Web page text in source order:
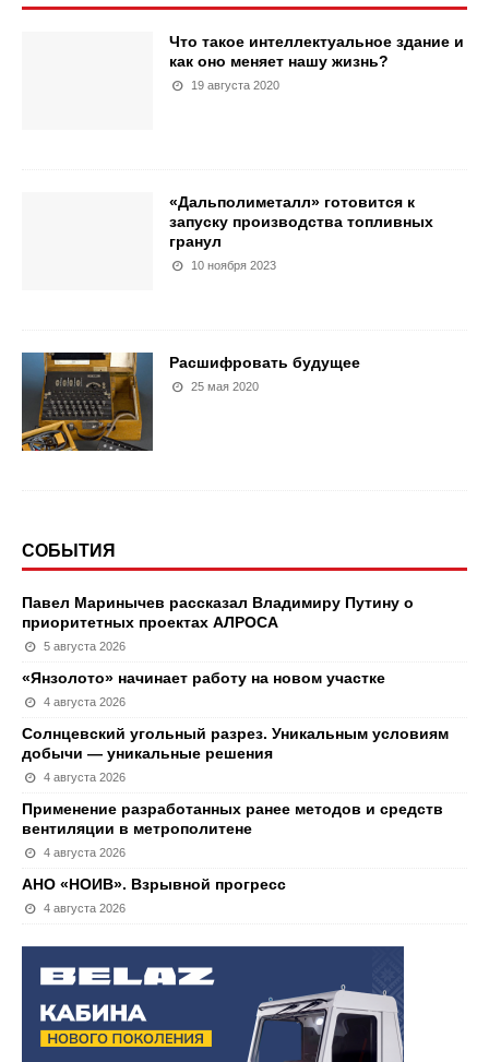
Что такое интеллектуальное здание и
как оно меняет нашу жизнь?
19 августа 2020
«Дальполиметалл» готовится к
запуску производства топливных
гранул
10 ноября 2023
Расшифровать будущее
25 мая 2020
СОБЫТИЯ
Павел Маринычев рассказал Владимиру Путину о
приоритетных проектах АЛРОСА
5 августа 2026
«Янзолото» начинает работу на новом участке
4 августа 2026
Солнцевский угольный разрез. Уникальным условиям
добычи — уникальные решения
4 августа 2026
Применение разработанных ранее методов и средств
вентиляции в метрополитене
4 августа 2026
АНО «НОИВ». Взрывной прогресс
4 августа 2026